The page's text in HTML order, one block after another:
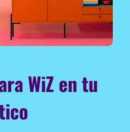
WiZ en tu